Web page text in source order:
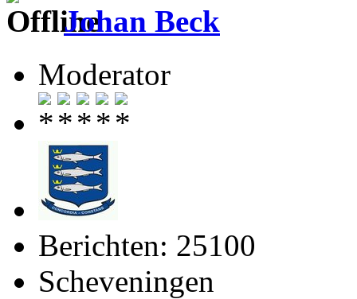
Johan Beck
Moderator
Berichten: 25100
Scheveningen